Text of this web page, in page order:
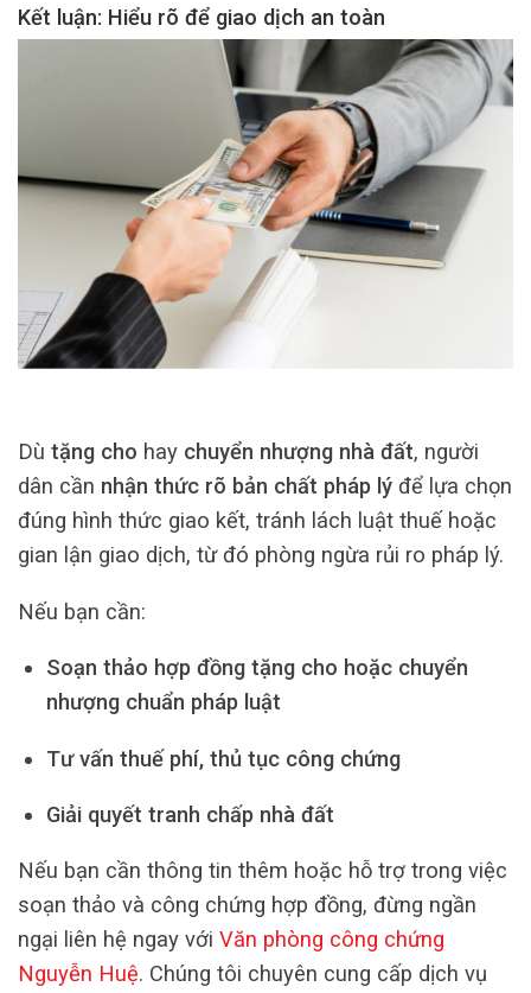
Kết luận: Hiểu rõ để giao dịch an toàn
Dù tặng cho hay chuyển nhượng nhà đất, người
dân cần nhận thức rõ bản chất pháp lý để lựa chọn
đúng hình thức giao kết, tránh lách luật thuế hoặc
gian lận giao dịch, từ đó phòng ngừa rủi ro pháp lý.
Nếu bạn cần:
Soạn thảo hợp đồng tặng cho hoặc chuyển
nhượng chuẩn pháp luật
Tư vấn thuế phí, thủ tục công chứng
Giải quyết tranh chấp nhà đất
Nếu bạn cần thông tin thêm hoặc hỗ trợ trong việc
soạn thảo và công chứng hợp đồng, đừng ngần
ngại liên hệ ngay với Văn phòng công chứng
Nguyễn Huệ. Chúng tôi chuyên cung cấp dịch vụ